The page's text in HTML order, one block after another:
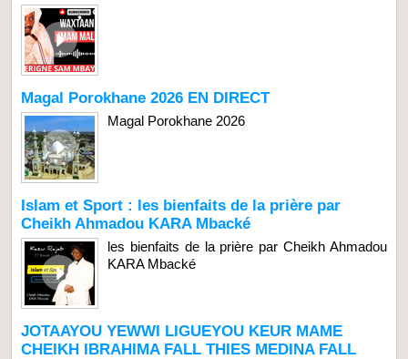
Magal Porokhane 2026 EN DIRECT
Magal Porokhane 2026
Islam et Sport : les bienfaits de la prière par
Cheikh Ahmadou KARA Mbacké
les bienfaits de la prière par Cheikh Ahmadou
KARA Mbacké
JOTAAYOU YEWWI LIGUEYOU KEUR MAME
CHEIKH IBRAHIMA FALL THIES MEDINA FALL